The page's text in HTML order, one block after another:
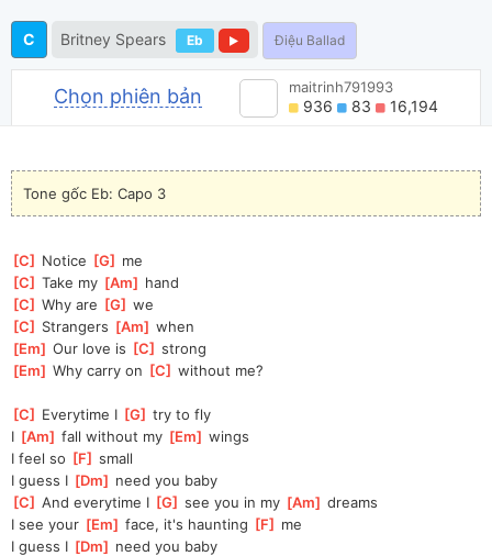
C Britney Spears Eb Điệu Ballad
Chọn phiên bản maitrinh791993
936 83 16,194
Tone gốc Eb: Capo 3
[C Notice [G
me
[C ] Take my [Am
hand
[C ] Why are [G ] we
[C Strangers [Am ] when
[Em ] Our love is [C ] strong
[Em ] Why carry on [C ] without me?
[C Everytime I [G ] try to fly
I [Am ] fall without my [Em ] wings
I feel so [F ] small
I guess I [Dm
need you baby
[C ] And everytime I [G ] see you in my [Am ] dreams
I see your [Em ] face, it's haunting [F
me
I guess I [Dm need you baby